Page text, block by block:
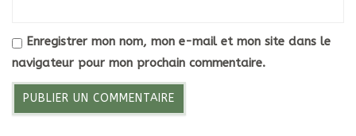
Enregistrer mon nom, mon e-mail et mon site dans le
navigateur pour mon prochain commentaire.